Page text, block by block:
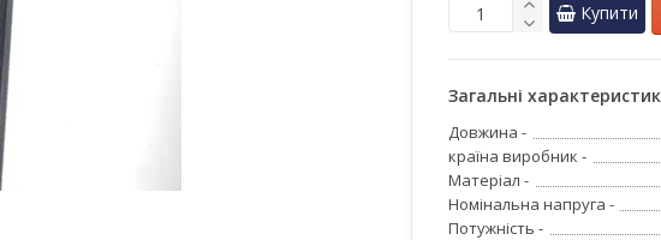
Купити
Загальні
Довжина -
країна виробник -
Матеріал -
Номінальна напруга -
Потужність -